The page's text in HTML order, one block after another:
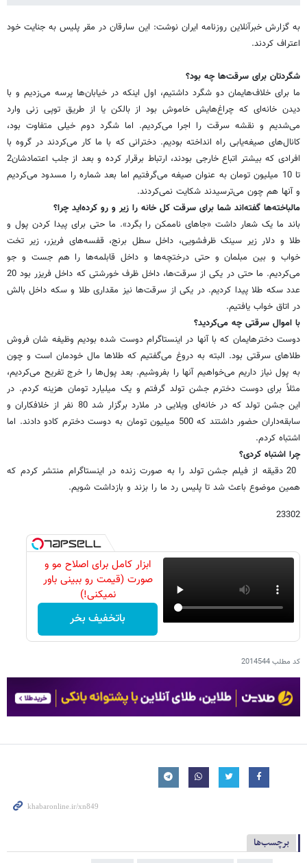
به گزارش خبرآنلاین روزنامه ایران نوشت: این سارقان در مقر پلیس به جنایت خود
اعتراف کردند.
شگردتان برای سرقت‌ها چه بود؟
ما برای خلاف‌هایمان دو شگرد داشتیم، اول اینکه در خیابان‌ها پرسه می‌زدیم و با
دیدن خانه‌ای که چراغ‌هایش خاموش بود از بالکن یا از طریق توپی زنی وارد
می‌شدیم و نقشه سرقت را اجرا می‌کردیم. اما شگرد دوم خیلی متفاوت بود،
کانال‌های صیغه‌یابی راه انداخته بودیم. دخترانی که با ما کار می‌کردند در گروه با
افرادی که بیشتر اتباع خارجی بودند، ارتباط برقرار کرده و بعد از جلب اعتمادشان2
تا 10 میلیون تومان به عنوان صیغه می‌گرفتیم اما بعد شماره را مسدود می‌کردیم
و آنها هم چون می‌ترسیدند شکایت نمی‌کردند.
مالباخته‌ها گفته‌اند شما برای سرقت کل خانه را زیر و رو کرده‌اید چرا؟
باند ما یک شعار داشت «جاهای ناممکن را بگرد». ما حتی برای پیدا کردن پول و
طلا و دلار زیر سینک ظرفشویی، داخل سطل برنج، قفسه‌های فریزر، زیر تخت
خواب و بین مبلمان و حتی درختچه‌ها و داخل قابلمه‌ها را هم جست و جو
می‌کردیم. ما حتی در یکی از سرقت‌ها، داخل ظرف خورشتی که داخل فریزر بود 20
عدد سکه طلا پیدا کردیم. در یکی از سرقت‌ها نیز مقداری طلا و سکه داخل بالش
در اتاق خواب یافتیم.
با اموال سرقتی چه می‌کردید؟
دوست دخترهایمان که با آنها در اینستاگرام دوست شده بودیم وظیفه شان فروش
طلاهای سرقتی بود. البته به دروغ می‌گفتیم که طلاها مال خودمان است و چون
به پول نیاز داریم می‌خواهیم آنها را بفروشیم. بعد پول‌ها را خرج تفریح می‌کردیم،
مثلاً برای دوست دخترم جشن تولد گرفتم و یک میلیارد تومان هزینه کردم. در
این جشن تولد که در خانه‌ای ویلایی در ملارد برگزار شد 80 نفر از خلافکاران و
سابقه‌داران حضور داشتند که 500 میلیون تومان به دوست دخترم کادو دادند. اما
اشتباه کردم.
چرا اشتباه کردی؟
20 دقیقه از فیلم جشن تولد را به صورت زنده در اینستاگرام منتشر کردم که
همین موضوع باعث شد تا پلیس رد ما را بزند و بازداشت شویم.
23302
ابزار کامل برای اصلاح مو و
صورت (قیمت رو ببینی باور
نمیکنی!)
باتخفیف بخر
کد مطلب2014544
برچسب‌ها